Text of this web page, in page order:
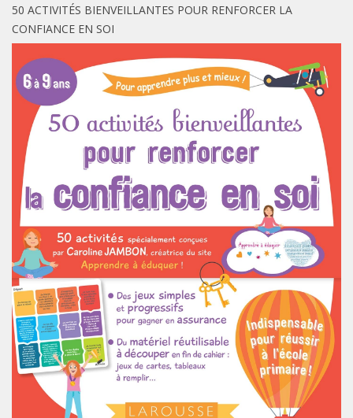
50 ACTIVITÉS BIENVEILLANTES POUR RENFORCER LA
CONFIANCE EN SOI